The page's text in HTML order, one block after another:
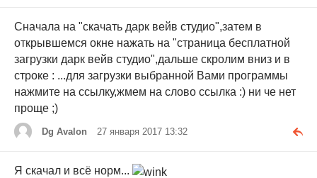
Сначала на "скачать дарк вейв студио",затем в
открывшемся окне нажать на "страница бесплатной
загрузки дарк вейв студио",дальше скролим вниз и в
строке : ...для загрузки выбранной Вами программы
нажмите на ссылку,жмем на слово ссылка :) ни че нет
проще ;)
Dg Avalon 27 января 2017 13:32
Я скачал и всё норм...